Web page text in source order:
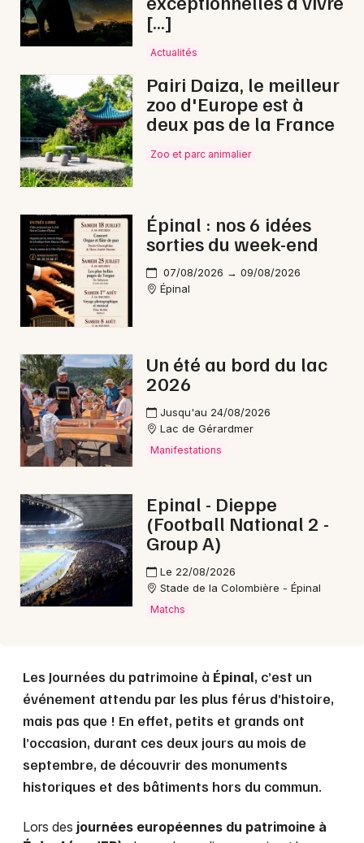
88 - Vosges
Choisir mes départements
Mon email
Je m'abonne
[…]
Actualités
Pairi Daiza, le meilleur
zoo d'Europe est à
deux pas de la France
Zoo et parc animalier
Épinal : nos 6 idées
sorties du week-end
07/08/2026 → 09/08/2026
Épinal
Un été au bord du lac
2026
Jusqu'au 24/08/2026
Lac de Gérardmer
Manifestations
Epinal - Dieppe
(Football National 2 -
Group A)
Le 22/08/2026
Stade de la Colombière - Épinal
Matchs
Les Journées du patrimoine à Épinal, c’est un
événement attendu par les plus férus d’histoire,
mais pas que ! En effet, petits et grands ont
l’occasion, durant ces deux jours au mois de
septembre, de découvrir des monuments
historiques et des bâtiments hors du commun.
Lors des journées européennes du patrimoine à